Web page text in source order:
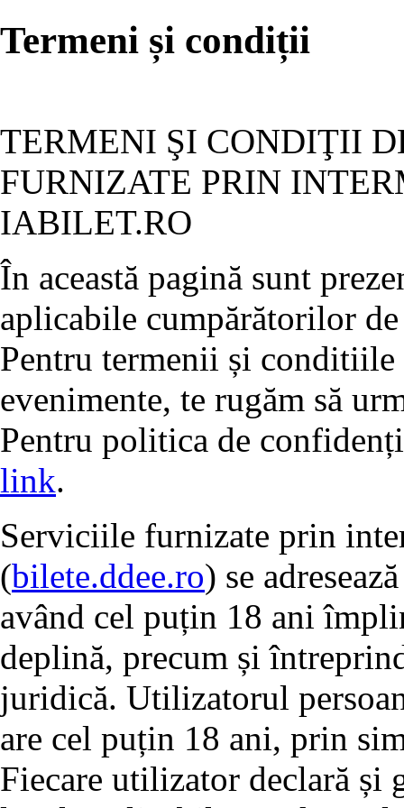
Termeni și condiții
TERMENI ŞI CONDIŢII
FURNIZATE PRIN
IABILET.RO
În această pagină sunt
aplicabile cumpărătorilor
Pentru termenii și
evenimente, te rugăm să
Pentru politica de
link.
Serviciile furnizate prin
(bilete.ddee.ro) se
având cel puțin 18 ani
deplină, precum și
juridică. Utilizatorul
are cel puțin 18 ani, prin
Fiecare utilizator declară și